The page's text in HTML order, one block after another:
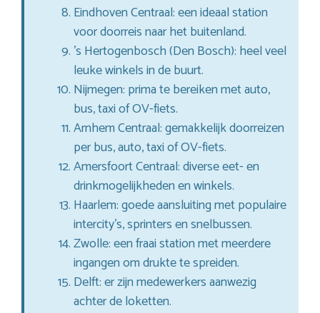
Eindhoven Centraal: een ideaal station
voor doorreis naar het buitenland.
’s Hertogenbosch (Den Bosch): heel veel
leuke winkels in de buurt.
Nijmegen: prima te bereiken met auto,
bus, taxi of OV-fiets.
Arnhem Centraal: gemakkelijk doorreizen
per bus, auto, taxi of OV-fiets.
Amersfoort Centraal: diverse eet- en
drinkmogelijkheden en winkels.
Haarlem: goede aansluiting met populaire
intercity’s, sprinters en snelbussen.
Zwolle: een fraai station met meerdere
ingangen om drukte te spreiden.
Delft: er zijn medewerkers aanwezig
achter de loketten.